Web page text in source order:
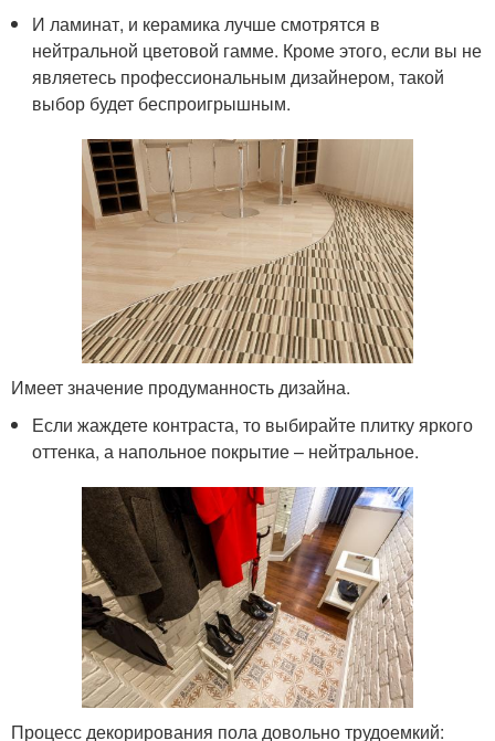
И ламинат, и керамика лучше смотрятся в
нейтральной цветовой гамме. Кроме этого, если вы не
являетесь профессиональным дизайнером, такой
выбор будет беспроигрышным.
Имеет значение продуманность дизайна.
Если жаждете контраста, то выбирайте плитку яркого
оттенка, а напольное покрытие – нейтральное.
Процесс декорирования пола довольно трудоемкий: